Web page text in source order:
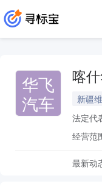
华飞
汽车
喀
新疆
法定代
经营范
最新动